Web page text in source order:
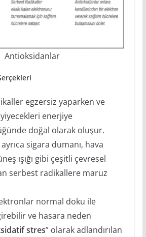
Antioksidanlar
egzersiz yaparken ve
enerjiye
doğal olarak oluşur.
sigara dumanı, hava
ışığı gibi çeşitli çevresel
serbest radikallere maruz
normal doku ile
ve hasara neden
stres” olarak adlandırılan